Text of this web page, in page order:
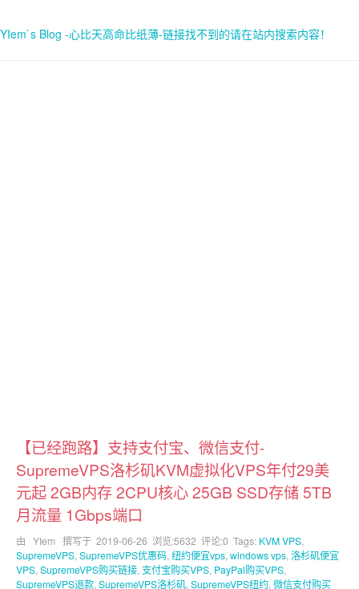
YIem`s Blog -心比天高命比纸薄-链接找不到的请在站内搜索内容！
【已经跑路】支持支付宝、微信支付-
SupremeVPS洛杉矶KVM虚拟化VPS年付29美
元起 2GB内存 2CPU核心 25GB SSD存储 5TB
月流量 1Gbps端口
由 YIem 撰写于 2019-06-26 浏览:5632 评论:0 Tags: KVM VPS,
SupremeVPS, SupremeVPS优惠码, 纽约便宜vps, windows vps, 洛杉矶便宜
VPS, SupremeVPS购买链接, 支付宝购买VPS, PayPal购买VPS,
SupremeVPS退款, SupremeVPS洛杉矶, SupremeVPS纽约, 微信支付购买